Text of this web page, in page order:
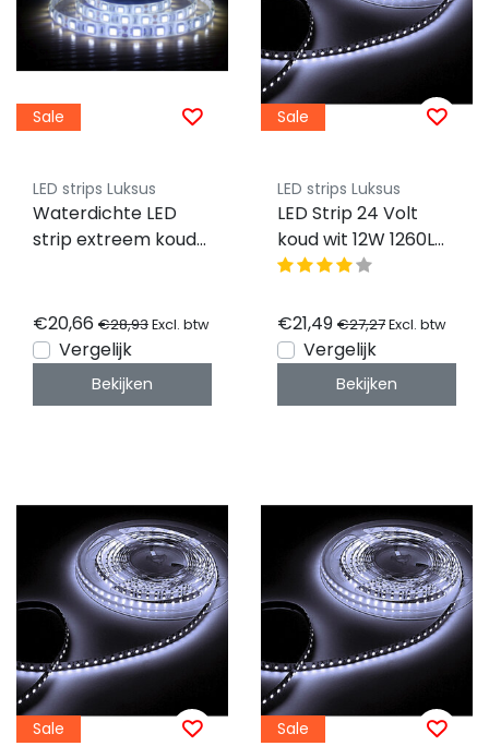
Sale
LED strips Luksus
Waterdichte LED
strip extreem koud
€20,66 €28,93Excl. btw
Vergelijk
Bekijken
Sale
LED strips Luksus
LED Strip 24 Volt
koud wit 12W 1260LM
60LED p/m 6000k
€21,49 €27,27Excl. btw
Vergelijk
Bekijken
Sale Sale